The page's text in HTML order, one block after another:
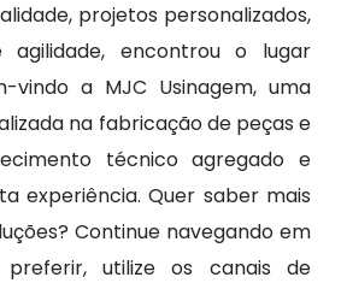
projetos personalizados,
agilidade, encontrou o lugar
vindo a MJC Usinagem, uma
na fabricação de peças e
técnico agregado e
experiência. Quer saber mais
Continue navegando em
utilize os canais de